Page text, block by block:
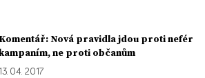
Komentář: Nová pravidla jdou proti nefér
ne proti občanům
13. 04. 2017